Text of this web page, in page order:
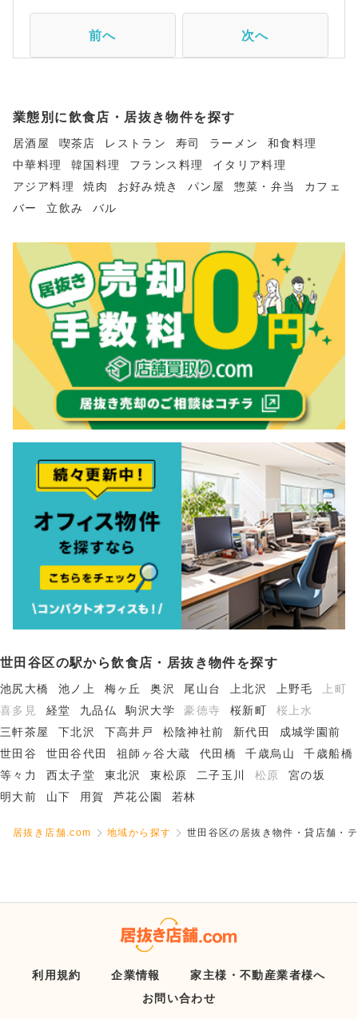
前へ 次へ
業態別に飲食店・居抜き物件を探す
居酒屋 喫茶店 レストラン 寿司 ラーメン
和食料理
中華料理
韓国料理 フランス料理
イタリア料理
アジア料理
焼肉 お好み焼き パン屋 惣菜・弁当
カフェ
バー
立飲み バル
世田谷区の駅から飲食店・居抜き物件を探す
池尻大橋 池ノ上 梅ヶ丘 奥沢 尾山台 上北沢 上野毛
上町
喜多見
経堂 九品仏 駒沢大学 豪徳寺 桜新町
桜上水
三軒茶屋
下北沢 下高井戸 松陰神社前 新代田
成城学園前
世田谷
世田谷代田 祖師ヶ谷大蔵 代田橋 千歳烏山
千歳船橋
等々力
西太子堂 東北沢 東松原 二子玉川 松原
宮の坂
明大前
山下 用賀 芦花公園 若林
居抜き店舗.com 地域から探す 世田谷区の居抜き物件・貸店舗・
利用規約 企業情報
家主様・不動産業者様へ
お問い合わせ